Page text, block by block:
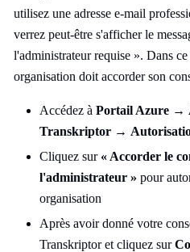
utilisez une adresse e-mail
verrez peut-être s'afficher le
l'administrateur requise ». Dans
organisation doit accorder son
Accédez à Portail Azure →
Transkriptor →
Cliquez sur « Accorder le
l'administrateur » pour
organisation
Après avoir donné votre
Transkriptor et cliquez sur